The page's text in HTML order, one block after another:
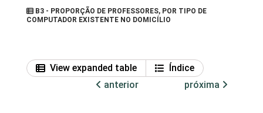
B3 - PROPORÇÃO DE PROFESSORES, POR TIPO DE
COMPUTADOR EXISTENTE NO DOMICÍLIO
View expanded table
Índice
anterior
próxima